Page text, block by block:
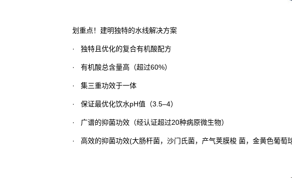
划重点！建明独特的水线解决方案
· 独特且优化的复合有机酸配方
· 有机酸总含量高（超过60%）
· 集三重功效于一体
· 保证最优化饮水pH值（3.5–4）
· 广谱的抑菌功效（经认证超过20种病原微生物）
· 高效的抑菌功效(大肠杆菌，沙门氏菌，产气荚膜梭 菌，金黄色葡萄